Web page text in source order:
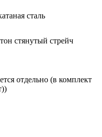
сталь
стянутый стрейч
отдельно (в комплект